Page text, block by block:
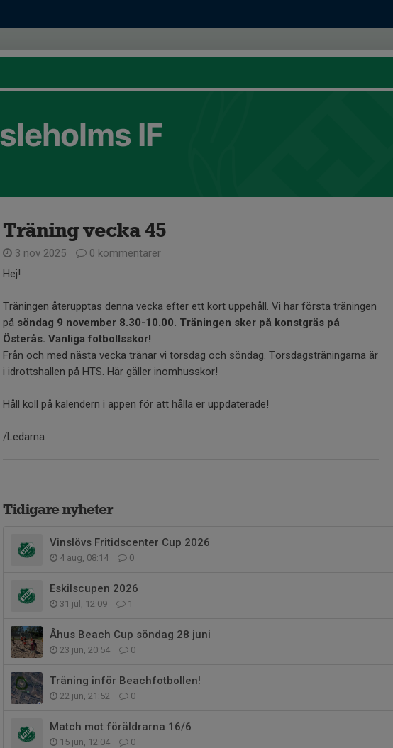
IF
Träning vecka 45
3 nov 2025
0 kommentarer
Hej!
Träningen återupptas denna vecka efter ett kort uppehåll. Vi har första träningen
på söndag 9 november 8.30-10.00. Träningen sker på konstgräs på
Österås. Vanliga fotbollsskor!
Från och med nästa vecka tränar vi torsdag och söndag. Torsdagsträningarna är
i idrottshallen på HTS. Här gäller inomhusskor!
Håll koll på kalendern i appen för att hålla er uppdaterade!
/Ledarna
Tidigare nyheter
Vinslövs Fritidscenter Cup 2026
4 aug, 08:14 0
Eskilscupen 2026
31 jul, 12:09 1
Åhus Beach Cup söndag 28 juni
23 jun, 20:54 0
Träning inför Beachfotbollen!
22 jun, 21:52 0
Match mot föräldrarna 16/6
15 jun, 12:04 0